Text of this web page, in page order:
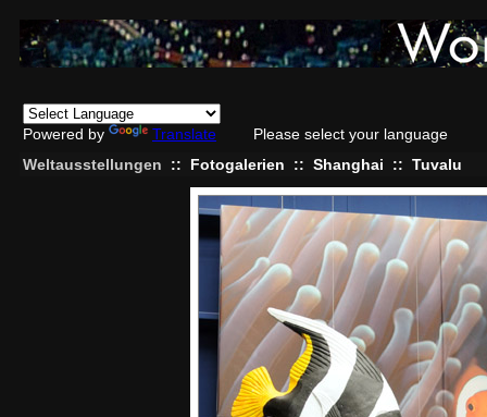
Powered by Translate
Please select your language
Weltausstellungen
:: Fotogalerien :: Shanghai :: Tuvalu